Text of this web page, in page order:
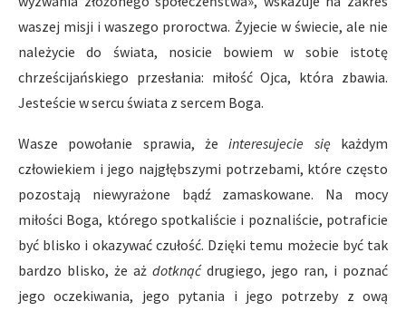
waszej misji i waszego proroctwa. Żyjecie w świecie, ale nie
należycie do świata, nosicie bowiem w sobie istotę
chrześcijańskiego przesłania: miłość Ojca, która zbawia.
Jesteście w sercu świata z sercem Boga.
Wasze powołanie sprawia, żeinteresujecie się każdym
człowiekiem i jego najgłębszymi potrzebami, które często
pozostają niewyrażone bądź zamaskowane. Na mocy
miłości Boga, którego spotkaliście i poznaliście, potraficie
być blisko i okazywać czułość. Dzięki temu możecie być tak
bardzo blisko, że aż dotknąć drugiego, jego ran, i poznać
jego oczekiwania, jego pytania i jego potrzeby z ową